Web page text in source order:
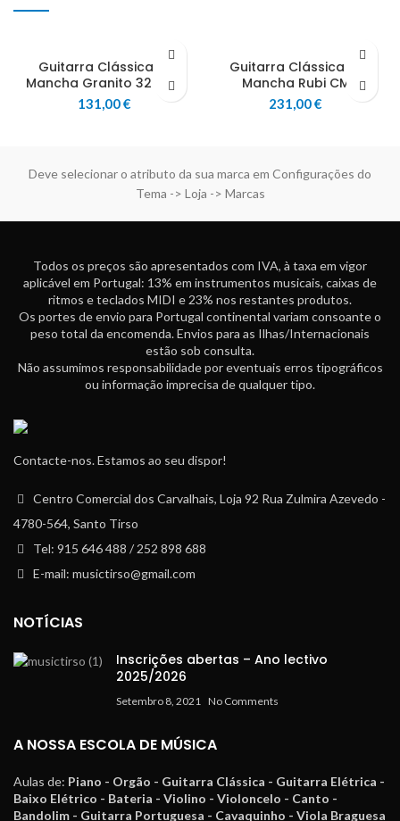
Guitarra Clássica La
Mancha Granito 32 – AB
131,00€
Guitarra Clássica La
Mancha Rubi CM
231,00€
Deve selecionar o atributo da sua marca em Configurações do
Tema -> Loja -> Marcas
Todos os preços são apresentados com IVA, à taxa em vigor
aplicável em Portugal: 13% em instrumentos musicais, caixas de
ritmos e teclados MIDI e 23% nos restantes produtos.
Os portes de envio para Portugal continental variam consoante o
peso total da encomenda. Envios para as Ilhas/Internacionais
estão sob consulta.
Não assumimos responsabilidade por eventuais erros tipográficos
ou informação imprecisa de qualquer tipo.
Contacte-nos. Estamos ao seu dispor!
Centro Comercial dos Carvalhais, Loja 92 Rua Zulmira Azevedo -
4780-564, Santo Tirso
Tel: 915 646 488 / 252 898 688
E-mail: musictirso@gmail.com
NOTÍCIAS
Inscrições abertas – Ano lectivo
2025/2026
Setembro 8, 2021 No Comments
A NOSSA ESCOLA DE MÚSICA
Aulas de: Piano - Orgão - Guitarra Clássica - Guitarra Elétrica -
Baixo Elétrico - Bateria - Violino - Violoncelo - Canto -
Bandolim - Guitarra Portuguesa - Cavaquinho - Viola Braguesa